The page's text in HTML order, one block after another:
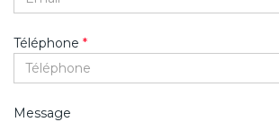
Téléphone *
Message